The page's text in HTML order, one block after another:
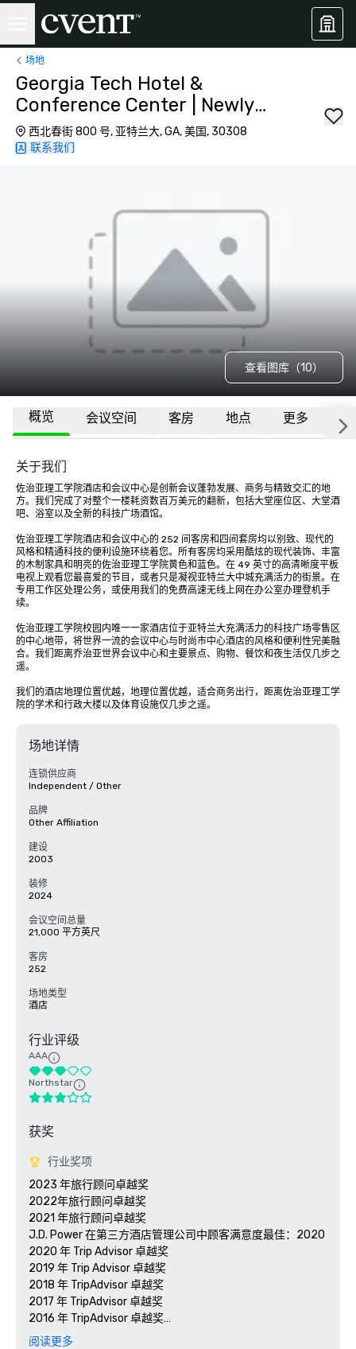
场地
Georgia Tech Hotel &
Conference Center | Newly
Renovated
西北春街 800 号, 亚特兰大, GA, 美国, 30308
联系我们
查看图库（10）
概览 会议空间 客房 地点 更多 常
关于我们
佐治亚理工学院酒店和会议中心是创新会议蓬勃发展、商务与精致交汇的地
方。我们完成了对整个一楼耗资数百万美元的翻新，包括大堂座位区、大堂酒
吧、浴室以及全新的科技广场酒馆。
佐治亚理工学院酒店和会议中心的 252 间客房和四间套房均以别致、现代的
风格和精通科技的便利设施环绕着您。所有客房均采用酷炫的现代装饰、丰富
的木制家具和明亮的佐治亚理工学院黄色和蓝色。在 49 英寸的高清晰度平板
电视上观看您最喜爱的节目，或者只是凝视亚特兰大中城充满活力的街景。在
专用工作区处理公务，或使用我们的免费高速无线上网在办公室办理登机手
续。
佐治亚理工学院校园内唯一一家酒店位于亚特兰大充满活力的科技广场零售区
的中心地带，将世界一流的会议中心与时尚市中心酒店的风格和便利性完美融
合。我们距离乔治亚世界会议中心和主要景点、购物、餐饮和夜生活仅几步之
遥。
我们的酒店地理位置优越，地理位置优越，适合商务出行，距离佐治亚理工学
院的学术和行政大楼以及体育设施仅几步之遥。
场地详情
连锁供应商
Independent / Other
品牌
Other Affiliation
建设
2003
装修
2024
会议空间总量
21,000 平方英尺
客房
252
场地类型
酒店
行业评级
AAA
Northstar
获奖
行业奖项
2023 年旅行顾问卓越奖
2022年旅行顾问卓越奖
2021 年旅行顾问卓越奖
J.D. Power 在第三方酒店管理公司中顾客满意度最佳：2020
2020 年 Trip Advisor 卓越奖
2019 年 Trip Advisor 卓越奖
2018 年 TripAdvisor 卓越奖
2017 年 TripAdvisor 卓越奖
2016 年 TripAdvisor 卓越奖
2015 年 TripAdvisor 卓越奖
阅读更多